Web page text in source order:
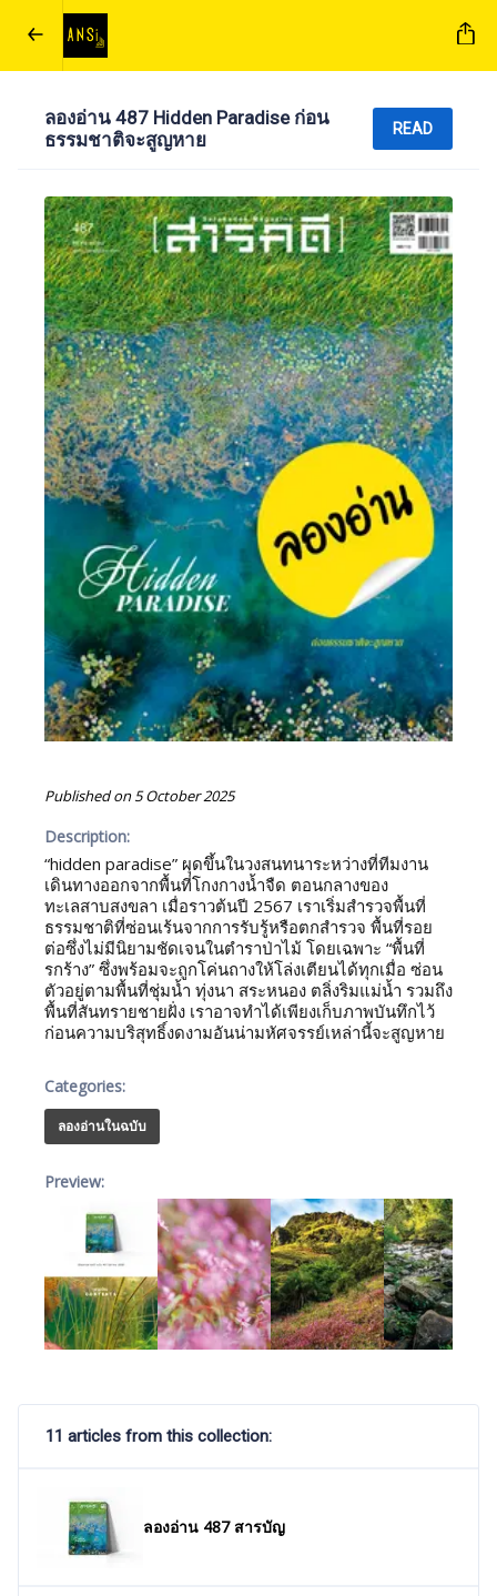
ลองอ่าน 487 Hidden Paradise ก่อน
ธรรมชาติจะสูญหาย
READ
Published on 5 October 2025
Description:
“hidden paradise” ผุดขึ้นในวงสนทนาระหว่างที่ทีมงาน
เดินทางออกจากพื้นที่โกงกางน้ำจืด ตอนกลางของ
ทะเลสาบสงขลา เมื่อราวต้นปี 2567 เราเริ่มสำรวจพื้นที่
ธรรมชาติที่ซ่อนเร้นจากการรับรู้หรือตกสำรวจ พื้นที่รอย
ต่อซึ่งไม่มีนิยามชัดเจนในตำราป่าไม้ โดยเฉพาะ “พื้นที่
รกร้าง” ซึ่งพร้อมจะถูกโค่นถางให้โล่งเตียนได้ทุกเมื่อ ซ่อน
ตัวอยู่ตามพื้นที่ชุ่มน้ำ ทุ่งนา สระหนอง ตลิ่งริมแม่น้ำ รวมถึง
พื้นที่สันทรายชายฝั่ง เราอาจทำได้เพียงเก็บภาพบันทึกไว้
ก่อนความบริสุทธิ์งดงามอันน่ามหัศจรรย์เหล่านี้จะสูญหาย
Categories:
ลองอ่านในฉบับ
Preview:
11 articles from this collection:
ลองอ่าน 487 สารบัญ